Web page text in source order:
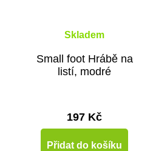
Skladem
Small foot Hrábě na
listí, modré
197 Kč
Přidat do košíku